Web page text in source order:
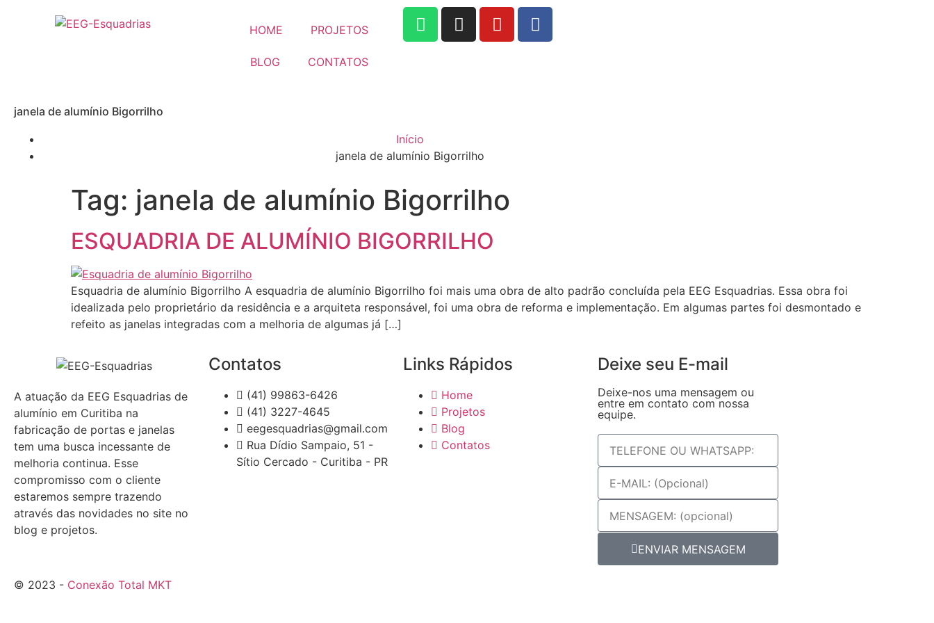
HOME PROJETOS
BLOG CONTATOS
janela de alumínio Bigorrilho
Início
janela de alumínio Bigorrilho
Tag: janela de alumínio Bigorrilho
ESQUADRIA DE ALUMÍNIO BIGORRILHO
Esquadria de alumínio Bigorrilho A esquadria de alumínio Bigorrilho foi mais uma obra de alto padrão concluída pela EEG Esquadrias. Essa obra foi
idealizada pelo proprietário da residência e a arquiteta responsável, foi uma obra de reforma e implementação. Em algumas partes foi desmontado e
refeito as janelas integradas com a melhoria de algumas já […]
A atuação da EEG Esquadrias de
alumínio em Curitiba na
fabricação de portas e janelas
tem uma busca incessante de
melhoria continua. Esse
compromisso com o cliente
estaremos sempre trazendo
através das novidades no site no
blog e projetos.
Contatos
(41) 99863-6426
(41) 3227-4645
eegesquadrias@gmail.com
Rua Dídio Sampaio, 51 -
Sítio Cercado - Curitiba - PR
Links Rápidos
Home
Projetos
Blog
Contatos
Deixe seu E-mail
Deixe-nos uma mensagem ou
entre em contato com nossa
equipe.
ENVIAR MENSAGEM
© 2023 - Conexão Total MKT